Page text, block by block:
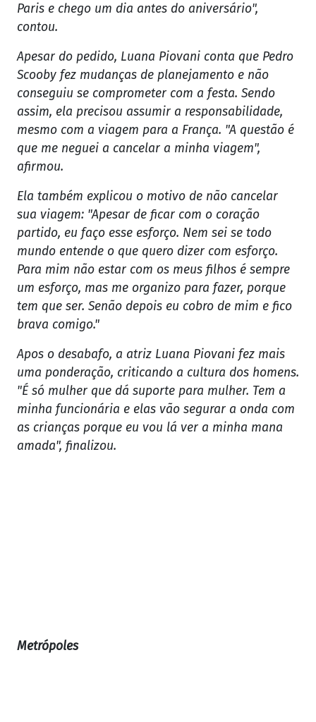
Paris e chego um dia antes do aniversário",
contou.
Apesar do pedido, Luana Piovani conta que Pedro
Scooby fez mudanças de planejamento e não
conseguiu se comprometer com a festa. Sendo
assim, ela precisou assumir a responsabilidade,
mesmo com a viagem para a França. "A questão é
que me neguei a cancelar a minha viagem",
afirmou.
Ela também explicou o motivo de não cancelar
sua viagem: "Apesar de ficar com o coração
partido, eu faço esse esforço. Nem sei se todo
mundo entende o que quero dizer com esforço.
Para mim não estar com os meus filhos é sempre
um esforço, mas me organizo para fazer, porque
tem que ser. Senão depois eu cobro de mim e fico
brava comigo."
Apos o desabafo, a atriz Luana Piovani fez mais
uma ponderação, criticando a cultura dos homens.
"É só mulher que dá suporte para mulher. Tem a
minha funcionária e elas vão segurar a onda com
as crianças porque eu vou lá ver a minha mana
amada", finalizou.
Metrópoles